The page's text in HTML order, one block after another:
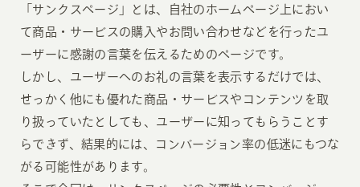
「サンクスページ」とは、自社のホームページ上におい
て商品・サービスの購入やお問い合わせなどを行ったユ
ーザーに感謝の言葉を伝えるためのページです。
しかし、ユーザーへのお礼の言葉を表示するだけでは、
せっかく他にも優れた商品・サービスやコンテンツを取
り扱っていたとしても、ユーザーに知ってもらうことす
らできず、結果的には、コンバージョン率の低迷にもつな
がる可能性があります。